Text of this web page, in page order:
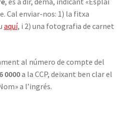
Cal enviar-nos: 1) la fitxa
aquí, i 2) una fotografia de carnet
al número de compte del
0000a la CCP, deixant ben clar el
a l’ingrés.